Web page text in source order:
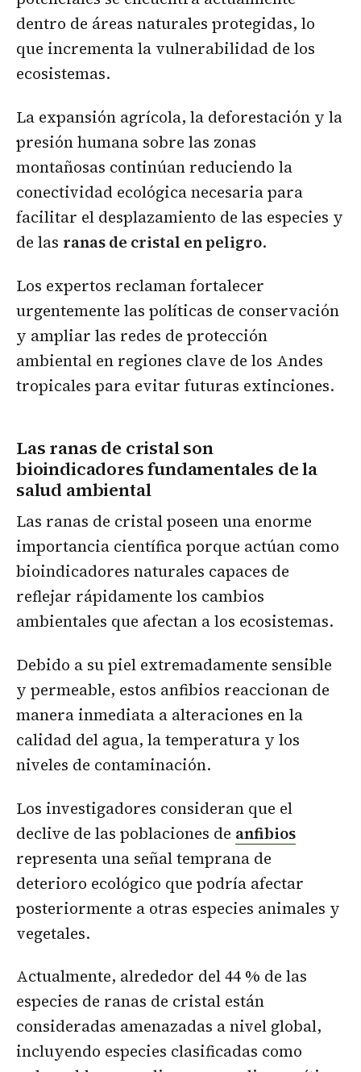
dentro de áreas naturales protegidas, lo
que incrementa la vulnerabilidad de los
ecosistemas.
La expansión agrícola, la deforestación y la
presión humana sobre las zonas
montañosas continúan reduciendo la
conectividad ecológica necesaria para
facilitar el desplazamiento de las especies y
de las ranas de cristal en peligro.
Los expertos reclaman fortalecer
urgentemente las políticas de conservación
y ampliar las redes de protección
ambiental en regiones clave de los Andes
tropicales para evitar futuras extinciones.
Las ranas de cristal son
bioindicadores fundamentales de la
salud ambiental
Las ranas de cristal poseen una enorme
importancia científica porque actúan como
bioindicadores naturales capaces de
reflejar rápidamente los cambios
ambientales que afectan a los ecosistemas.
Debido a su piel extremadamente sensible
y permeable, estos anfibios reaccionan de
manera inmediata a alteraciones en la
calidad del agua, la temperatura y los
niveles de contaminación.
Los investigadores consideran que el
declive de las poblaciones de anfibios
representa una señal temprana de
deterioro ecológico que podría afectar
posteriormente a otras especies animales y
vegetales.
Actualmente, alrededor del 44 % de las
especies de ranas de cristal están
consideradas amenazadas a nivel global,
incluyendo especies clasificadas como